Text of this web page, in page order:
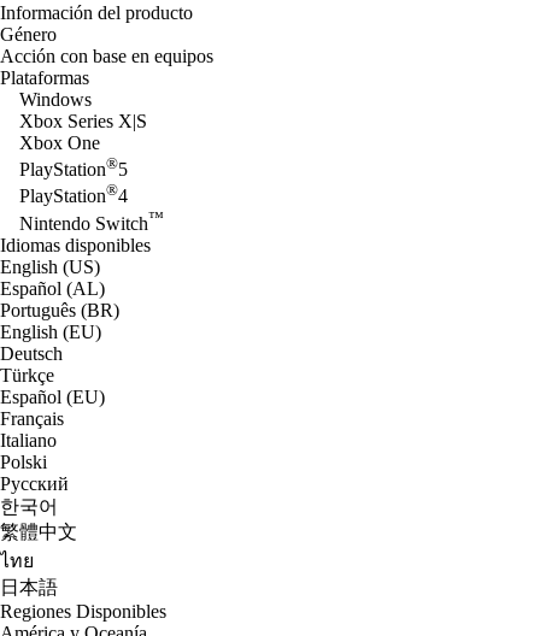
Información del producto
Género
Acción con base en equipos
Plataformas
Windows
Xbox Series X|S
Xbox One
PlayStation®5
PlayStation®4
Nintendo Switch™
Idiomas disponibles
English (US)
Español (AL)
Português (BR)
English (EU)
Deutsch
Türkçe
Español (EU)
Français
Italiano
Polski
Русский
한국어
繁體中文
ไทย
日本語
Regiones Disponibles